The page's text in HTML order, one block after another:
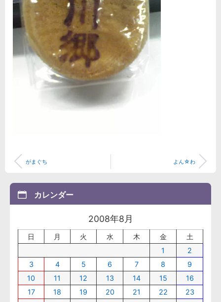
がまぐち よん☆わ
カレンダー
2008年8月
日 月 火 水 木 金
土
1
2
3
4 5 6 7 8
9
10
11 12 13 14 15
16
17
18 19 20 21 22
23